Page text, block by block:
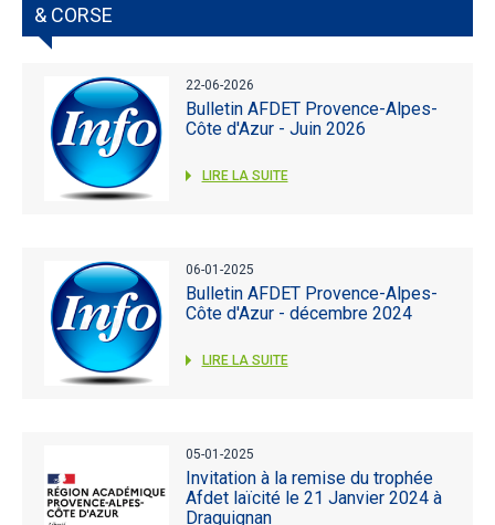
& CORSE
22-06-2026
Bulletin AFDET Provence-Alpes-
Côte d'Azur - Juin 2026
LIRE LA SUITE
06-01-2025
Bulletin AFDET Provence-Alpes-
Côte d'Azur - décembre 2024
LIRE LA SUITE
05-01-2025
Invitation à la remise du trophée
Afdet laïcité le 21 Janvier 2024 à
Draguignan